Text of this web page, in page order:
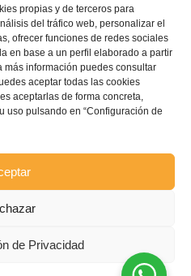
propias y de terceros para
del tráfico web, personalizar el
ofrecer funciones de redes sociales
en base a un perfil elaborado a partir
información puedes consultar
aceptar todas las cookies
aceptarlas de forma concreta,
uso pulsando en “Configuración de
de Privacidad